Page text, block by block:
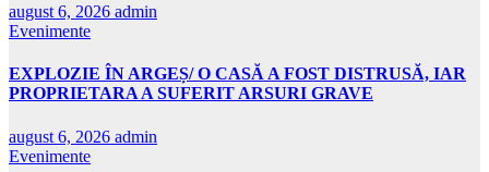
august 6, 2026 admin
Evenimente
EXPLOZIE ÎN ARGEȘ/ O CASĂ A FOST DISTRUSĂ, IAR
PROPRIETARA A SUFERIT ARSURI GRAVE
august 6, 2026 admin
Evenimente